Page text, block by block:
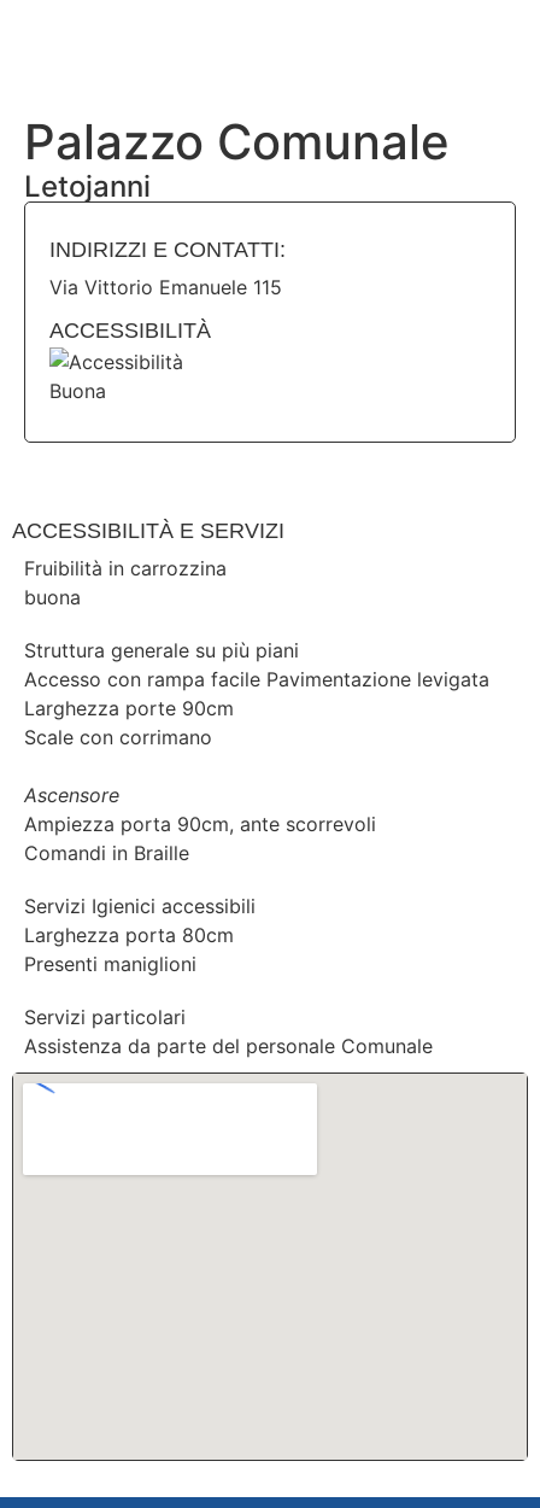
Palazzo Comunale
Letojanni
INDIRIZZI E CONTATTI:​
Via Vittorio Emanuele 115
ACCESSIBILITÀ
Fruibilità in carrozzina
buona
Struttura generale su più piani
Accesso con rampa facile Pavimentazione levigata
Larghezza porte 90cm
Scale con corrimano
Ascensore
Ampiezza porta 90cm, ante scorrevoli
Comandi in Braille
Servizi Igienici accessibili
Larghezza porta 80cm
Presenti maniglioni
Servizi particolari
Assistenza da parte del personale Comunale
ACCESSIBILITÀ E SERVIZI